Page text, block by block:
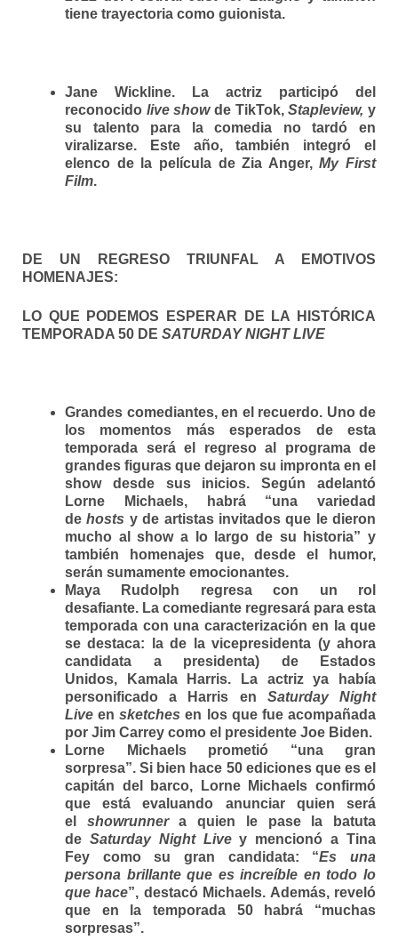
tiene trayectoria como guionista.
Jane Wickline. La actriz participó del
reconocido live showde TikTok,Stapleview, y
su talento para la comedia no tardó en
viralizarse. Este año, también integró el
elenco de la película de Zia Anger,My First
Film.
DE UN REGRESO TRIUNFAL A EMOTIVOS
HOMENAJES:
LO QUE PODEMOS ESPERAR DE LA HISTÓRICA
TEMPORADA 50 DE SATURDAY NIGHT LIVE
Grandes comediantes, en el recuerdo. Uno de
los momentos más esperados de esta
temporada será el regreso al programa de
grandes figuras que dejaron su impronta en el
show desde sus inicios. Según adelantó
Lorne Michaels, habrá “una variedad
dehosts y de artistas invitados que le dieron
mucho al show a lo largo de su historia” y
también homenajes que, desde el humor,
serán sumamente emocionantes.
Maya Rudolph regresa con un rol
desafiante. La comediante regresará para esta
temporada con una caracterización en la que
se destaca: la de la vicepresidenta (y ahora
candidata a presidenta) de Estados
Unidos,
Kamala Harris. La actriz ya había
personificado a Harris en Saturday Night
Live ensketchesen los que fue acompañada
por Jim Carrey como el presidente Joe Biden.
Lorne Michaels prometió “una gran
sorpresa”. Si bien hace 50 ediciones que es el
capitán del barco, Lorne Michaels confirmó
que está evaluando anunciar quien será
el showrunnera quien le pase la batuta
de Saturday Night Livey mencionó aTina
Fey como su gran candidata: “Es una
persona brillante que es increíble en todo lo
que hace”, destacó Michaels. Además, reveló
que en la temporada 50 habrá “muchas
sorpresas”.